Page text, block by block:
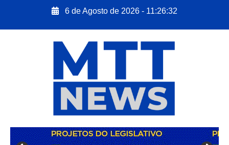
6 de Agosto de 2026 - 11:26:32